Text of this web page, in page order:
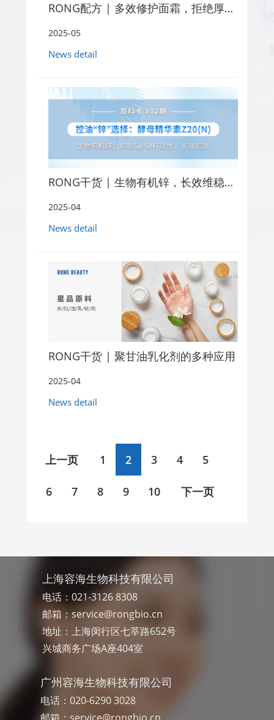
RONG配方 | 多效修护面霜，拒绝厚重油腻！
2025-05
News detail
RONG干货 | 生物有机锌，长效维稳控油
2025-04
News detail
RONG干货 | 聚甘油乳化剂的多种应用
2025-04
News detail
上一页 1 2 3 4 5
6 7 8 9 10 下一页
上海容海生物科技有限公司
电话：021-3126 8308
邮箱：service@rongbio.cn
地址：上海闵行区七莘路652号
兴城商务广场A座404室
广州容海生物科技有限公司
电话：020-6290 3028